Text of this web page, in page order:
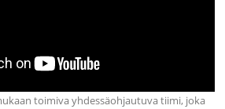
toimiva yhdessäohjautuva tiimi, joka